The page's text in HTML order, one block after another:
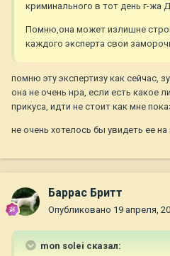
криминального в тот день г-жа
Помню,она может излишне
каждого эксперта свои
помню эту экспертизу как сейчас,
она не очень нра, если есть какое
прикуса, идти не стоит как мне
не очень хотелось бы увидеть ее
Баррас Бритт
Опубликовано 19 апреля,
mon solei сказал: